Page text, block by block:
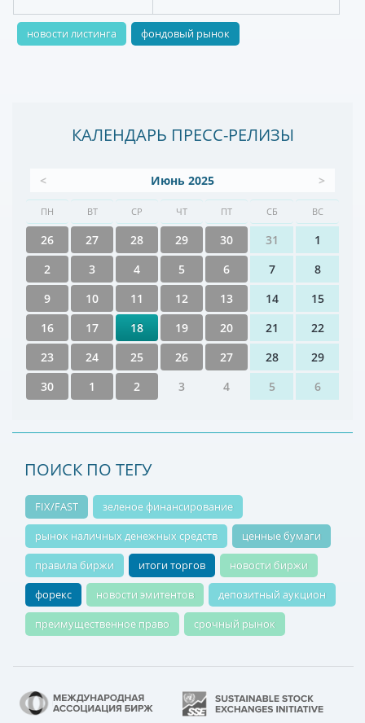
новости листинга фондовый рынок
КАЛЕНДАРЬ ПРЕСС-РЕЛИЗЫ
< Июнь 2025 >
ПН ВТ СР ЧТ ПТ СБ ВС
26 27 28 29 30 31
1
2
3 4 5 6 7
8
9
10 11 12 13 14
15
16
17 18 19 20 21
22
23
24 25 26 27 28
29
30
1 2 3 4 5 6
ПОИСК ПО ТЕГУ
FIX/FAST
зеленое финансирование
рынок наличных денежных средств
ценные бумаги
правила биржи
итоги торгов
новости биржи
форекс
новости эмитентов
депозитный аукцион
преимущественное право
срочный рынок